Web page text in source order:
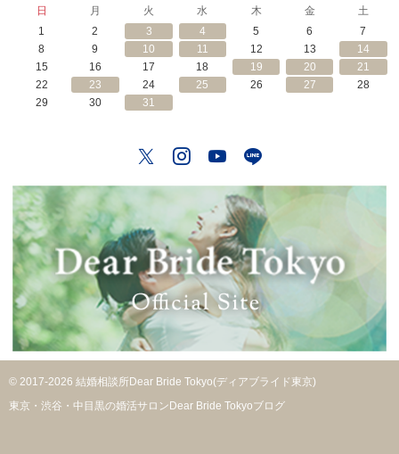
日 月 火 水 木 金
土
1
2 3 4 5 6
7
8
9 10 11 12 13
14
15
16 17 18 19 20
21
22
23 24 25 26 27
28
29
30 31
TwitterInstagram
YouTube
© 2017-2026 結婚相談所Dear Bride Tokyo(ディアブライド東京)
東京・渋谷・中目黒の婚活サロンDear Bride Tokyoブログ